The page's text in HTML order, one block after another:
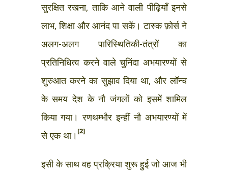
सुरक्षित रखना, ताकि आने वाली पीढ़ियाँ इनसे
लाभ, शिक्षा और आनंद पा सकें। टास्क फ़ोर्स ने
अलग-अलग पारिस्थितिकी-तंत्रों का
प्रतिनिधित्व करने वाले चुनिंदा अभयारण्यों से
शुरुआत करने का सुझाव दिया था, और लॉन्च
के समय देश के नौ जंगलों को इसमें शामिल
किया गया। रणथम्भौर इन्हीं नौ अभयारण्यों में
से एक था। [2]
इसी के साथ वह प्रक्रिया शुरू हुई जो आज भी